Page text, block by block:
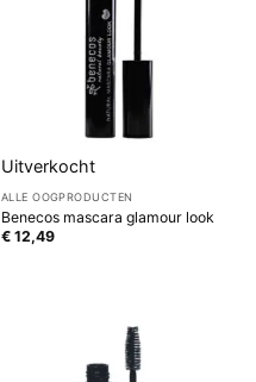
Uitverkocht
ALLE OOGPRODUCTEN
Benecos mascara glamour look
€12,49